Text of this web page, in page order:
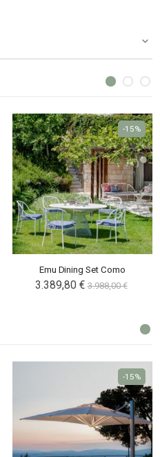
Emu Dining Set Como
3.389,80 € 3.988,00 €
-15%
-15%